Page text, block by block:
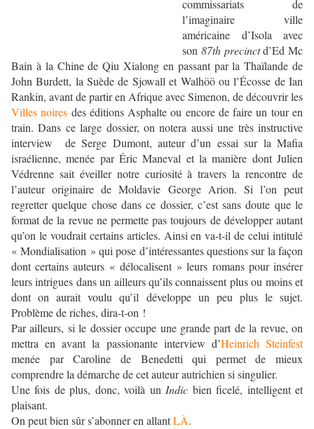
commissariats de
l’imaginaire ville
américaine d’Isola avec
son 87th precinctd’Ed Mc
Bain à la Chine de Qiu Xialong en passant par la Thaïlande de
John Burdett, la Suède de Sjowall et Walhöö ou l’Écosse de Ian
Rankin, avant de partir en Afrique avec Simenon, de découvrir les
Villes noires des éditions Asphalte ou encore de faire un tour en
train. Dans ce large dossier, on notera aussi une très instructive
interview de Serge Dumont, auteur d’un essai sur la Mafia
israélienne, menée par Éric Maneval et la manière dont Julien
Védrenne sait éveiller notre curiosité à travers la rencontre de
l’auteur originaire de Moldavie George Arion. Si l’on peut
regretter quelque chose dans ce dossier, c’est sans doute que le
format de la revue ne permette pas toujours de développer autant
qu’on le voudrait certains articles. Ainsi en va-t-il de celui intitulé
« Mondialisation » qui pose d’intéressantes questions sur la façon
dont certains auteurs « délocalisent » leurs romans pour insérer
leurs intrigues dans un ailleurs qu’ils connaissent plus ou moins et
dont on aurait voulu qu’il développe un peu plus le sujet.
Problème de riches, dira-t-on !
Par ailleurs, si le dossier occupe une grande part de la revue, on
mettra en avant la passionante interview d’Heinrich Steinfest
menée par Caroline de Benedetti qui permet de mieux
comprendre la démarche de cet auteur autrichien si singulier.
Une fois de plus, donc, voilà un Indic bien ficelé, intelligent et
plaisant.
On peut bien sûr s’abonner en allantLÀ.